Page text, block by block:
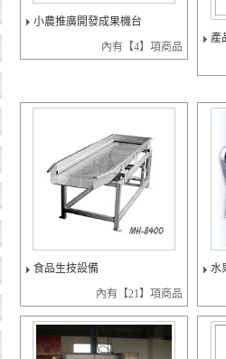
小農推廣開發成果機台
內有【4】項商品
產
食品生技設備
內有【21】項商品
水